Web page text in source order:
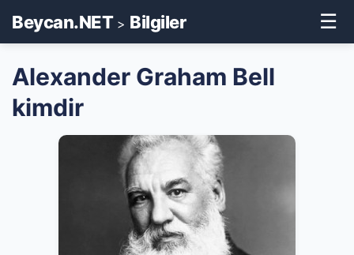
Beycan.NET> Bilgiler ☰
Alexander Graham Bell
kimdir